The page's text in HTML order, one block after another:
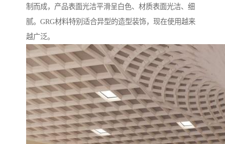
制而成，产品表面光洁平滑呈白色、材质表面光洁、细
腻。GRG材料特别适合异型的造型装饰，现在使用越来
越广泛。